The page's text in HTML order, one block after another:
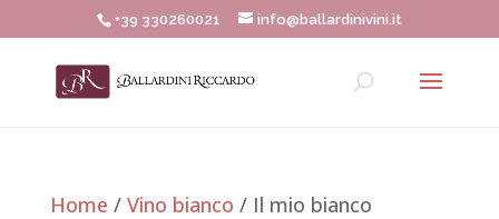
+39 330260021 info@ballardinivini.it
Home / Vino bianco / Il mio bianco